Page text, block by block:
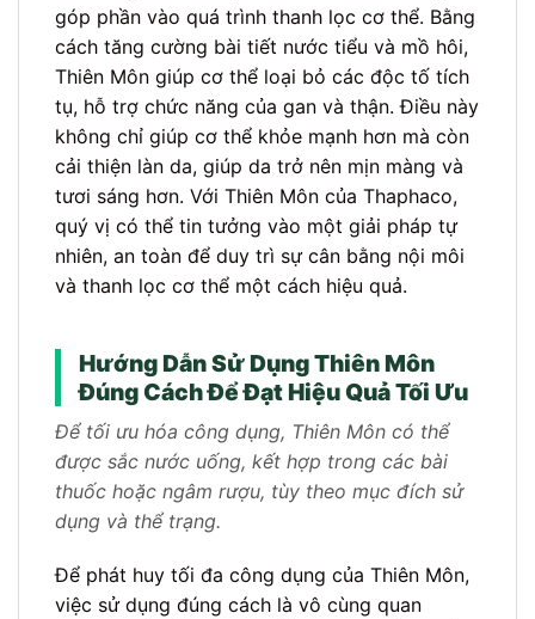
góp phần vào quá trình thanh lọc cơ thể. Bằng
cách tăng cường bài tiết nước tiểu và mồ hôi,
Thiên Môn giúp cơ thể loại bỏ các độc tố tích
tụ, hỗ trợ chức năng của gan và thận. Điều này
không chỉ giúp cơ thể khỏe mạnh hơn mà còn
cải thiện làn da, giúp da trở nên mịn màng và
tươi sáng hơn. Với Thiên Môn của Thaphaco,
quý vị có thể tin tưởng vào một giải pháp tự
nhiên, an toàn để duy trì sự cân bằng nội môi
và thanh lọc cơ thể một cách hiệu quả.
Hướng Dẫn Sử Dụng Thiên Môn
Đúng Cách Để Đạt Hiệu Quả Tối Ưu
Để tối ưu hóa công dụng, Thiên Môn có thể
được sắc nước uống, kết hợp trong các bài
thuốc hoặc ngâm rượu, tùy theo mục đích sử
dụng và thể trạng.
Để phát huy tối đa công dụng của Thiên Môn,
việc sử dụng đúng cách là vô cùng quan